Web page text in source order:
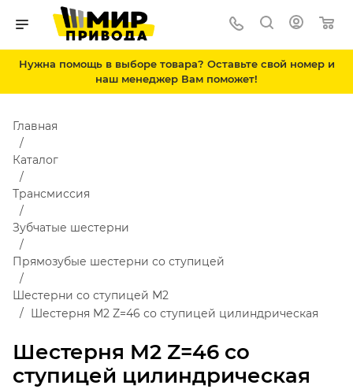
Нужна помощь в выборе товара? Оставьте свой номер и
наш менеджер Вам поможет!
Шестерня M2 Z=46 со
ступицей цилиндрическая
Главная
Каталог
Трансмиссия
Зубчатые шестерни
Прямозубые шестерни со ступицей
Шестерни со ступицей М2
Шестерня M2 Z=46 со ступицей цилиндрическая